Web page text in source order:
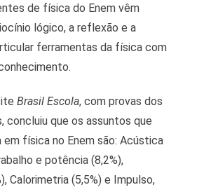
de física do Enem vêm
lógico, a reflexão e a
ferramentas da física com
Brasil Escola, com provas dos
concluiu que os assuntos que
física no Enem são: Acústica
e potência (8,2%),
Calorimetria (5,5%) e Impulso,